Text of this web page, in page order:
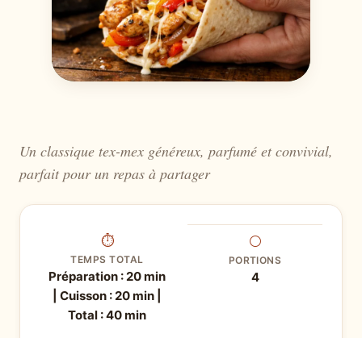
Un classique tex-mex généreux, parfumé et convivial,
parfait pour un repas à partager
⏱
TEMPS TOTAL
Préparation : 20 min
| Cuisson : 20 min |
Total : 40 min
⚪
PORTIONS
4